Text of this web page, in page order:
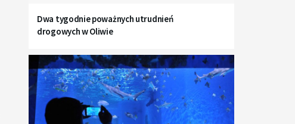
Dwa tygodnie poważnych utrudnień
drogowych w Oliwie